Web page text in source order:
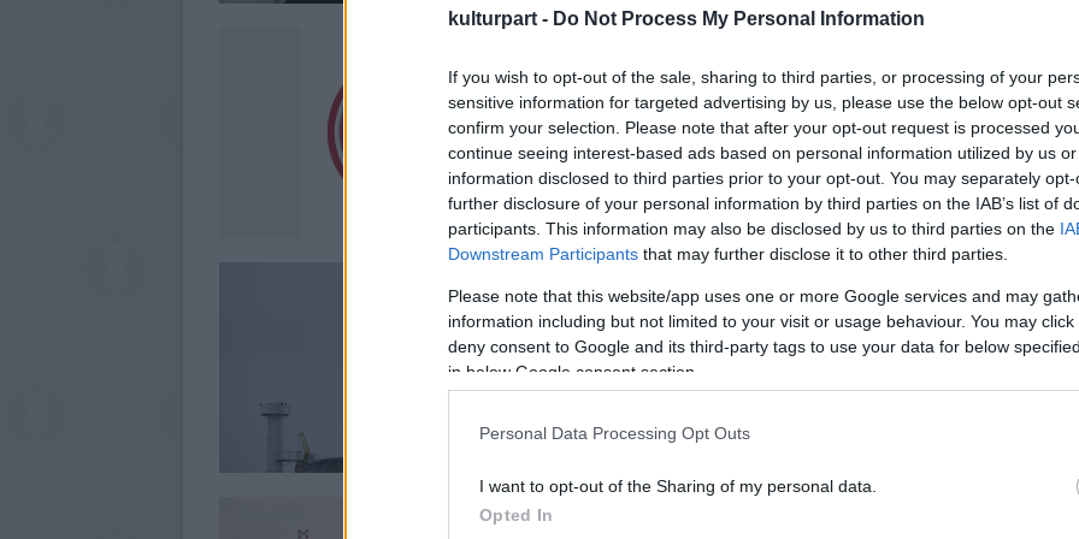
kulturpart - Do Not Process My Personal Information
If you wish to opt-out of the sale, sharing to third parties, or processing of your
sensitive information for targeted advertising by us, please use the below opt-out
confirm your selection. Please note that after your opt-out request is processed
continue seeing interest-based ads based on personal information utilized by us
information disclosed to third parties prior to your opt-out. You may separately
further disclosure of your personal information by third parties on the IAB’s list of
participants. This information may also be disclosed by us to third parties on the
Downstream Participants that may further disclose it to other third parties.
Please note that this website/app uses one or more Google services and may
information including but not limited to your visit or usage behaviour. You may
deny consent to Google and its third-party tags to use your data for below
in below Google consent section.
Personal Data Processing Opt Outs
I want to opt-out of the Sharing of my personal data.
Opted In
Láthatunk és szagolhatunk gyönyörű virágokat anélkül,
hogy allergiás rohamot kapnánk. Japánban origamiból
készített kertet egy művész.
tovább
megszállott aktivista
2012. 05. 02.|Kultúrpart
Motoros siklóernyővel körberepülte egy Greenpeace-
aktivista szerdán a Franciaország középső részén
az egyik reaktor tetején, majd a létesítmény területén
csendőrség.